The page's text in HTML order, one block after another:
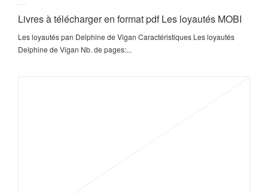
Livres à télécharger en format pdf Les loyautés MOBI
Les loyautés pan Delphine de Vigan Caractéristiques Les loyautés
Delphine de Vigan Nb. de pages:...